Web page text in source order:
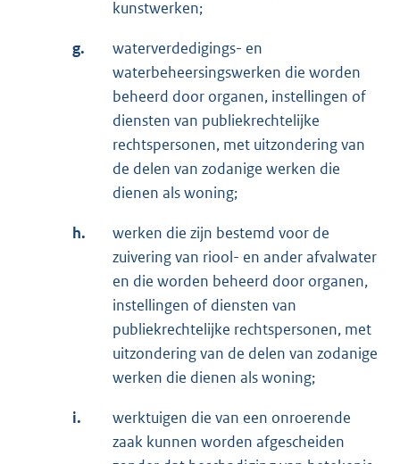
kunstwerken;
g.
waterverdedigings- en
waterbeheersingswerken die worden
beheerd door organen, instellingen of
diensten van publiekrechtelijke
rechtspersonen, met uitzondering van
de delen van zodanige werken die
dienen als woning;
h.
werken die zijn bestemd voor de
zuivering van riool- en ander afvalwater
en die worden beheerd door organen,
instellingen of diensten van
publiekrechtelijke rechtspersonen, met
uitzondering van de delen van zodanige
werken die dienen als woning;
i.
werktuigen die van een onroerende
zaak kunnen worden afgescheiden